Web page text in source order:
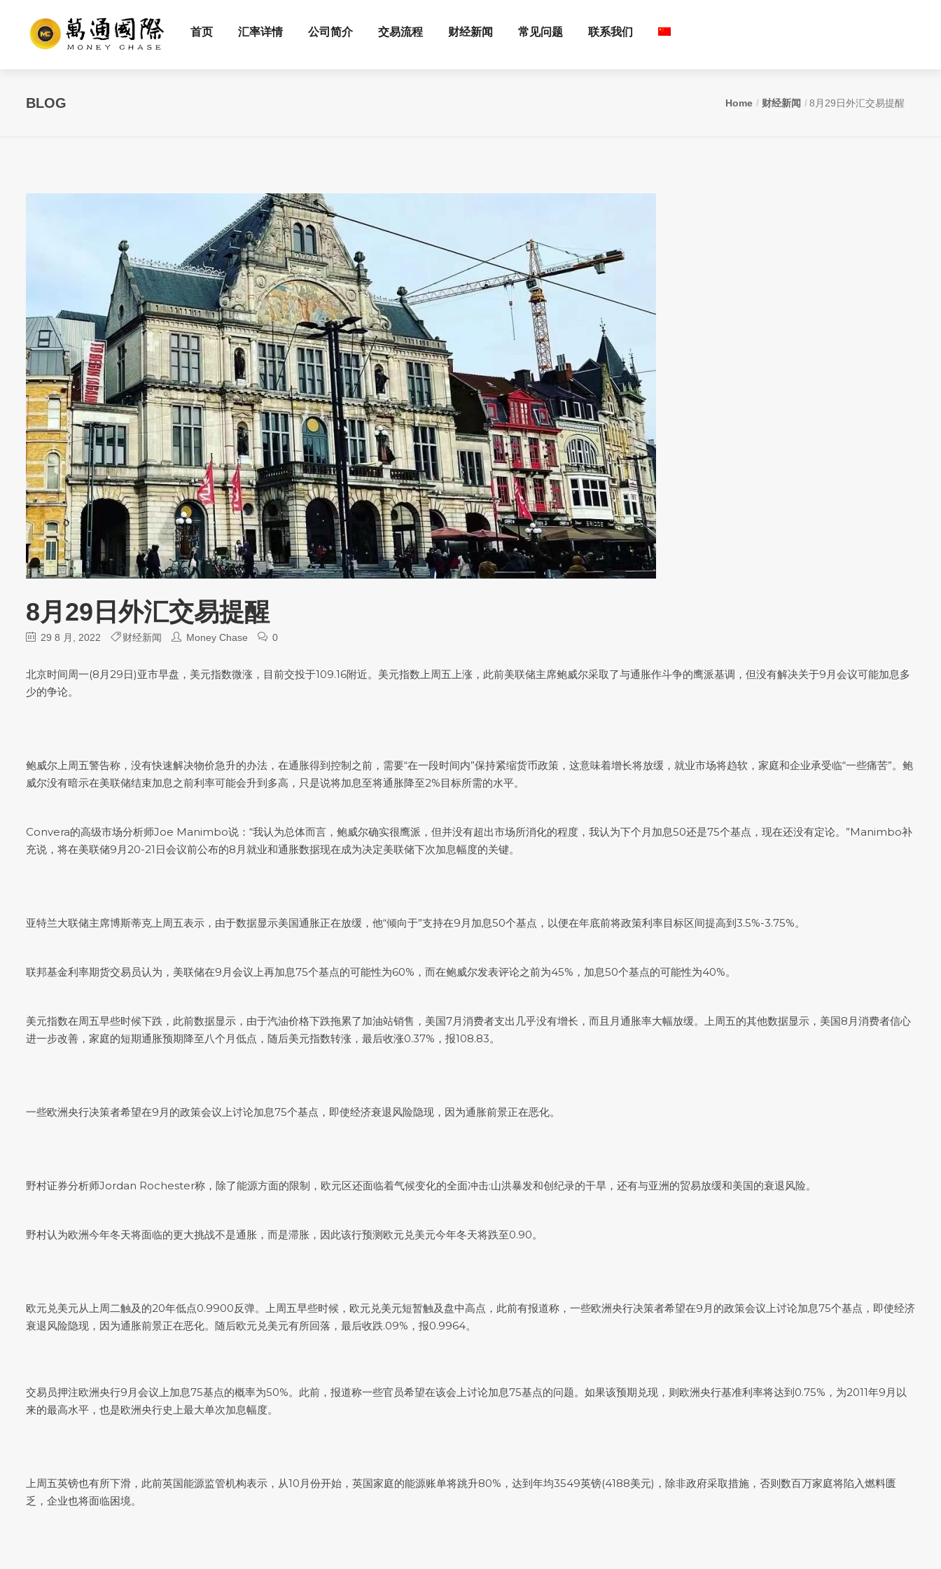
首页 汇率详情 公司简介 交易流程 财经新闻 常见问题 联系我们
BLOG Home 财经新闻 8月29日外汇交易提醒
8月29日外汇交易提醒
29 8 月, 2022 财经新闻 Money Chase 0
北京时间周一(8月29日)亚市早盘， 美元指数微涨，目前交投于109.16附近。 美元指数上周五上涨，此前美联储主席鲍威尔采取了与通胀作斗争的鹰派基调，但没有解决关于9月会议可能加息多
少的争论。
鲍威尔上周五警告称，没有快速解决物价急升的办法，在通胀得到控制之前，需要“在一段时间内”保持紧缩货币政策，这意味着增长将放缓，就业市场将趋软，家庭和企业承受临“一些痛苦”。鲍
威尔没有暗示在美联储结束加息之前利率可能会升到多高，只是说将加息至将通胀降至2%目标所需的水平。
Convera的高级市场分析师Joe Manimbo说：“我认为总体而言，鲍威尔确实很鹰派，但并没有超出市场所消化的程度，我认为下个月加息50还是75个基点，现在还没有定论。”Manimbo补
充说，将在美联储9月20-21日会议前公布的8月就业和通胀数据现在成为决定美联储下次加息幅度的关键。
亚特兰大联储主席博斯蒂克上周五表示，由于数据显示美国通胀正在放缓，他“倾向于”支持在9月加息50个基点，以便在年底前将政策利率目标区间提高到3.5%-3.75%。
联邦基金利率期货交易员认为，美联储在9月会议上再加息75个基点的可能性为60%，而在鲍威尔发表评论之前为45%，加息50个基点的可能性为40%。
美元指数在周五早些时候下跌，此前数据显示，由于汽油价格下跌拖累了加油站销售，美国7月消费者支出几乎没有增长，而且月通胀率大幅放缓。上周五的其他数据显示，美国8月消费者信心
进一步改善，家庭的短期通胀预期降至八个月低点，随后美元指数转涨，最后收涨0.37%，报108.83。
一些欧洲央行决策者希望在9月的政策会议上讨论加息75个基点，即使经济衰退风险隐现，因为通胀前景正在恶化。
野村证券分析师Jordan Rochester称，除了能源方面的限制，欧元区还面临着气候变化的全面冲击:山洪暴发和创纪录的干旱，还有与亚洲的贸易放缓和美国的衰退风险。
野村认为欧洲今年冬天将面临的更大挑战不是通胀，而是滞胀，因此该行预测 欧元兑美元今年冬天将跌至0.90。
欧元兑美元从上周二触及的20年低点0.9900反弹。上周五早些时候， 欧元兑美元短暂触及盘中高点，此前有报道称，一些欧洲央行决策者希望在9月的政策会议上讨论加息75个基点，即使经济
衰退风险隐现，因为通胀前景正在恶化。随后欧元兑美元有所回落，最后收跌.09%，报0.9964。
交易员押注欧洲央行9月会议上加息75基点的概率为50%。此前，报道称一些官员希望在该会上讨论加息75基点的问题。如果该预期兑现，则欧洲央行基准利率将达到0.75%，为2011年9月以
来的最高水平，也是欧洲央行史上最大单次加息幅度。
上周五英镑也有所下滑，此前英国能源监管机构表示，从10月份开始，英国家庭的能源账单将跳升80%，达到年均3549英镑(4188美元)，除非政府采取措施，否则数百万家庭将陷入燃料匮
乏，企业也将面临困境。